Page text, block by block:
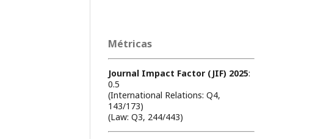
Métricas
Journal Impact Factor (JIF) 2025:
0.5
(International Relations: Q4,
143/173)
(Law: Q3, 244/443)